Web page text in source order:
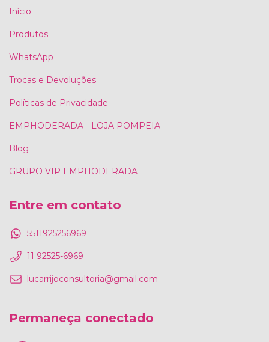
Início
Produtos
WhatsApp
Trocas e Devoluções
Políticas de Privacidade
EMPHODERADA - LOJA POMPEIA
Blog
GRUPO VIP EMPHODERADA
Entre em contato
5511925256969
11 92525-6969
lucarrijoconsultoria@gmail.com
Permaneça conectado